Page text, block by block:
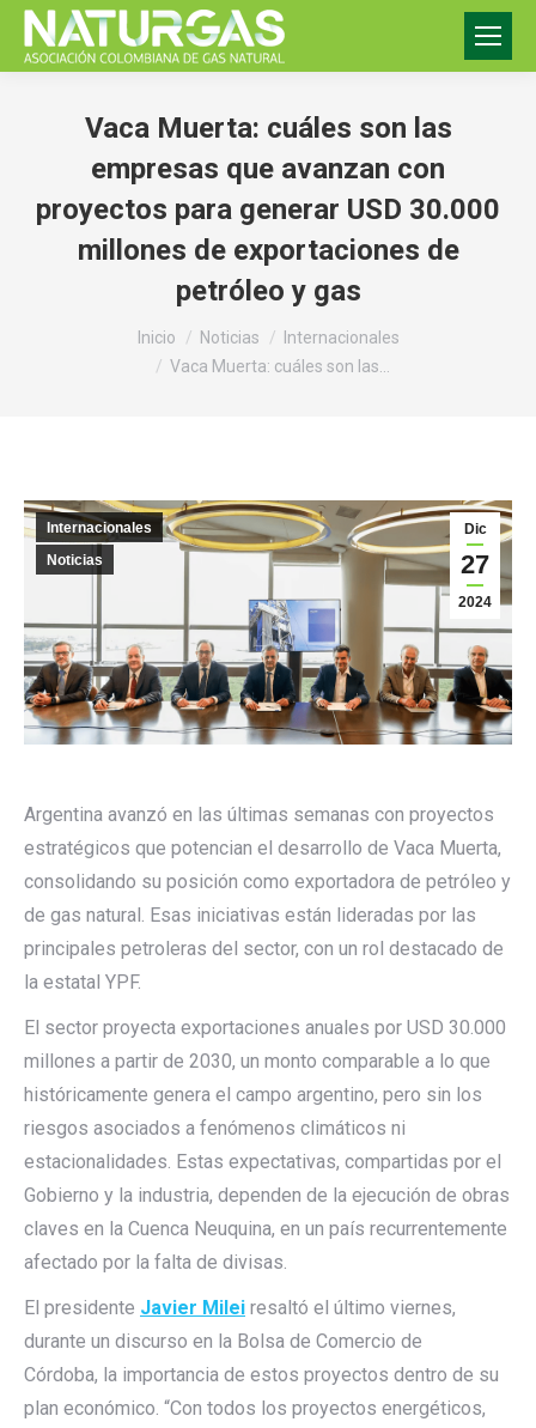
Vaca Muerta: cuáles son las
empresas que avanzan con
proyectos para generar USD 30.000
millones de exportaciones de
petróleo y gas
Inicio Noticias
Internacionales
Vaca Muerta: cuáles son las…
Dic
27
2024
Internacionales
Noticias
Argentina avanzó en las últimas semanas con proyectos
estratégicos que potencian el desarrollo de Vaca Muerta,
consolidando su posición como exportadora de petróleo y
de gas natural. Esas iniciativas están lideradas por las
principales petroleras del sector, con un rol destacado de
la estatal YPF.
El sector proyecta exportaciones anuales por USD 30.000
millones a partir de 2030, un monto comparable a lo que
históricamente genera el campo argentino, pero sin los
riesgos asociados a fenómenos climáticos ni
estacionalidades. Estas expectativas, compartidas por el
Gobierno y la industria, dependen de la ejecución de obras
claves en la Cuenca Neuquina, en un país recurrentemente
afectado por la falta de divisas.
El presidente Javier Milei resaltó el último viernes,
durante un discurso en la Bolsa de Comercio de
Córdoba, la importancia de estos proyectos dentro de su
plan económico. “Con todos los proyectos energéticos,